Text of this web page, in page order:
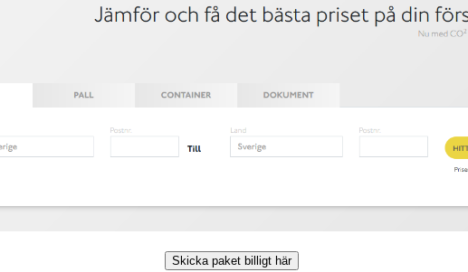
Skicka paket billigt här